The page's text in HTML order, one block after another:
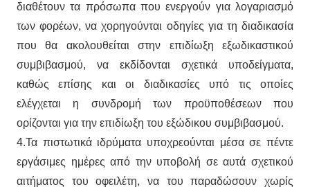
διαθέτουν τα πρόσωπα που ενεργούν για λογαριασμό
των φορέων, να χορηγούνται οδηγίες για τη διαδικασία
που θα ακολουθείται στην επιδίωξη εξωδικαστικού
συμβιβασμού, να εκδίδονται σχετικά υποδείγματα,
καθώς επίσης και οι διαδικασίες υπό τις οποίες
ελέγχεται η συνδρομή των προϋποθέσεων που
ορίζονται για την επιδίωξη του εξώδικου συμβιβασμού.
4.Τα πιστωτικά ιδρύματα υποχρεούνται μέσα σε πέντε
εργάσιμες ημέρες από την υποβολή σε αυτά σχετικού
αιτήματος του οφειλέτη, να του παραδώσουν χωρίς